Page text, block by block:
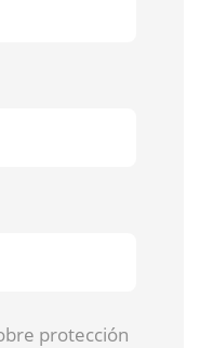
protección